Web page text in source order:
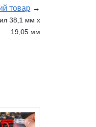
товар →
38,1 мм х
19,05 мм